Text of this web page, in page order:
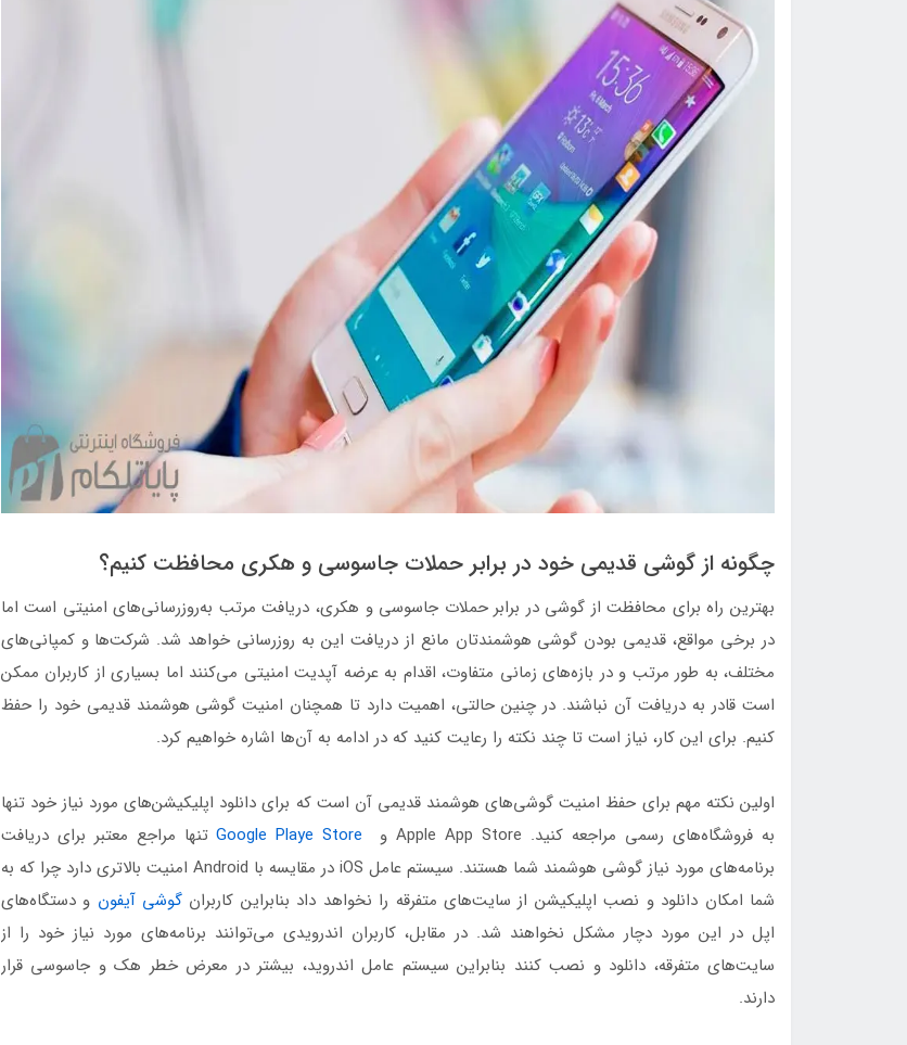
چگونه از گوشی قدیمی خود در برابر حملات جاسوسی و هکری محافظت کنیم؟
بهترین راه برای محافظت از گوشی در برابر حملات جاسوسی و هکری، دریافت مرتب به‌روزرسانی‌های امنیتی است اما
در برخی مواقع، قدیمی بودن گوشی هوشمندتان مانع از دریافت این به روزرسانی خواهد شد. شرکت‌ها و کمپانی‌های
مختلف، به طور مرتب و در بازه‌های زمانی متفاوت، اقدام به عرضه آپدیت امنیتی می‌کنند اما بسیاری از کاربران ممکن
است قادر به دریافت آن نباشند. در چنین حالتی، اهمیت دارد تا همچنان امنیت گوشی هوشمند قدیمی خود را حفظ
کنیم. برای این کار، نیاز است تا چند نکته را رعایت کنید که در ادامه به آن‌ها اشاره خواهیم کرد.
اولین نکته مهم برای حفظ امنیت گوشی‌های هوشمند قدیمی آن است که برای دانلود اپلیکیشن‌های مورد نیاز خود تنها
به فروشگاه‌های رسمی مراجعه کنید. Apple App Store و
Google Playe Storeتنها مراجع معتبر برای دریافت
برنامه‌های مورد نیاز گوشی هوشمند شما هستند. سیستم عامل iOS در مقایسه با Android امنیت بالاتری دارد چرا که به
شما امکان دانلود و نصب اپلیکیشن از سایت‌های متفرقه را نخواهد داد بنابراین کاربرانگوشی‌ آیفون و دستگاه‌های
اپل در این مورد دچار مشکل نخواهند شد. در مقابل، کاربران اندرویدی می‌توانند برنامه‌های مورد نیاز خود را از
سایت‌های متفرقه، دانلود و نصب کنند بنابراین سیستم عامل اندروید، بیشتر در معرض خطر هک و جاسوسی قرار
دارند.